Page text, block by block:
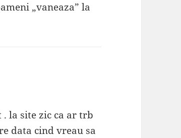
„vaneaza” la
la site zic ca ar trb
data cind vreau sa